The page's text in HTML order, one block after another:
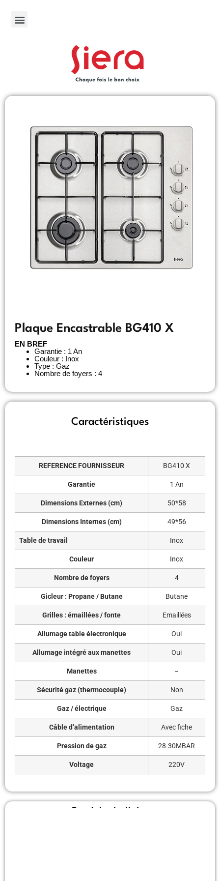
Plaque Encastrable BG410 X
EN BREF
Garantie : 1 An
Couleur : Inox
Type : Gaz
Nombre de foyers : 4
Caractéristiques
REFERENCE FOURNISSEUR BG410 X
Garantie 1 An
Dimensions Externes (cm) 50*58
Dimensions Internes (cm) 49*56
Table de travail Inox
Couleur Inox
Nombre de foyers 4
Gicleur : Propane / Butane Butane
Grilles : émaillées / fonte Emaillées
Allumage table électronique Oui
Allumage intégré aux manettes Oui
Manettes –
Sécurité gaz (thermocouple) Non
Gaz / électrique Gaz
Câble d’alimentation Avec fiche
Pression de gaz 28-30MBAR
Voltage 220V